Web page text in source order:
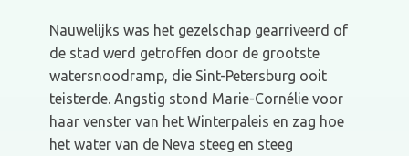
Nauwelijks was het gezelschap gearriveerd of
de stad werd getroffen door de grootste
watersnoodramp, die Sint-Petersburg ooit
teisterde. Angstig stond Marie-Cornélie voor
haar venster van het Winterpaleis en zag hoe
het water van de Neva steeg en steeg